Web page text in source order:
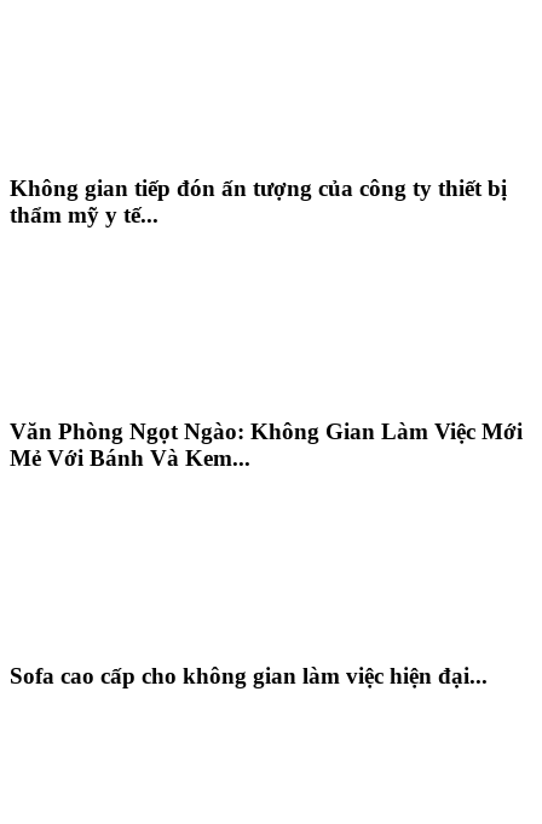
Không gian tiếp đón ấn tượng của công ty thiết bị
thẩm mỹ y tế...
Văn Phòng Ngọt Ngào: Không Gian Làm Việc Mới
Mẻ Với Bánh Và Kem...
Sofa cao cấp cho không gian làm việc hiện đại...